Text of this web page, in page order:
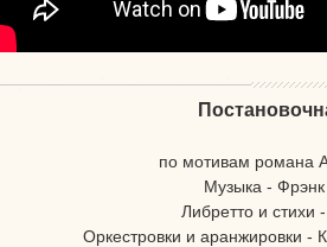
по мотивам романа
Музыка -
Либретто и
Оркестровки и аранжировки -